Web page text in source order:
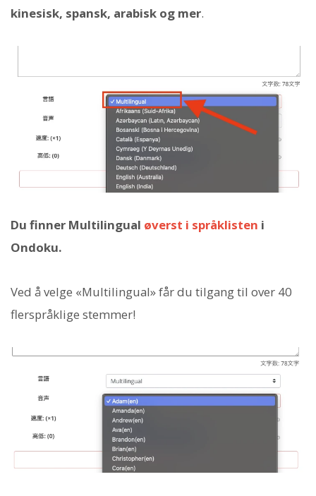
kinesisk, spansk, arabisk og mer.
Du finner Multilingual øverst i språklisten i
Ondoku.
Ved å velge «Multilingual» får du tilgang til over 40
flerspråklige stemmer!